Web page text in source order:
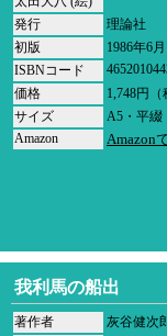
発行
理論社
初版
1986年6月
ISBNコード
価格
1,748円（
サイズ
A5・平綴
Amazon
Amazon
我利馬の船出
著作者
灰谷健次